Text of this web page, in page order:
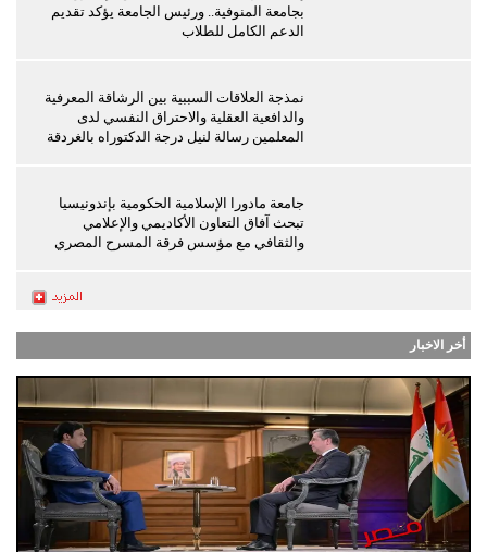
بجامعة المنوفية.. ورئيس الجامعة يؤكد تقديم
الدعم الكامل للطلاب
نمذجة العلاقات السببية بين الرشاقة المعرفية
والدافعية العقلية والاحتراق النفسي لدى
المعلمين رسالة لنيل درجة الدكتوراه بالغردقة
جامعة مادورا الإسلامية الحكومية بإندونيسيا
تبحث آفاق التعاون الأكاديمي والإعلامي
والثقافي مع مؤسس فرقة المسرح المصري
أخر الاخبار